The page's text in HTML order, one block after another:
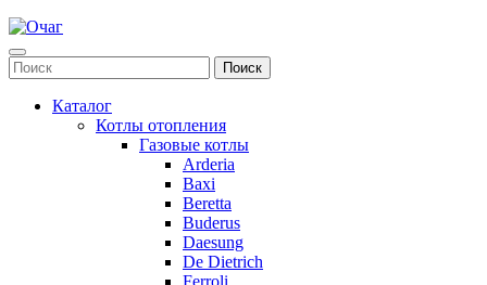
Каталог
Котлы отопления
Газовые котлы
Arderia
Baxi
Beretta
Buderus
Daesung
De Dietrich
Ferroli